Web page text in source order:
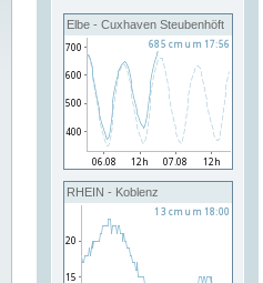
Elbe - Cuxhaven Steubenhöft
RHEIN - Koblenz